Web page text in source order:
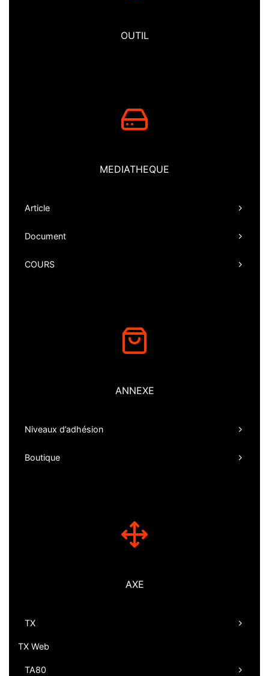
OUTIL
MEDIATHEQUE
Article
Document
COURS
ANNEXE
Niveaux d’adhésion
Boutique
AXE
TX
TX Web
TA80